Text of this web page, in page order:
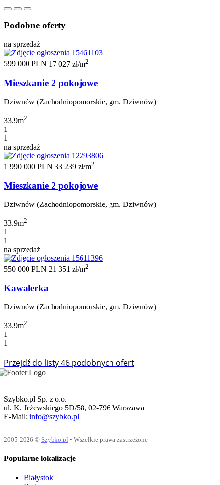
Podobne oferty
na sprzedaż
599 000 PLN 17 027 zł/m2
Mieszkanie 2 pokojowe
Dziwnów (Zachodniopomorskie, gm. Dziwnów)
33.9m2
1
1
na sprzedaż
1 990 000 PLN 33 239 zł/m2
Mieszkanie 2 pokojowe
Dziwnów (Zachodniopomorskie, gm. Dziwnów)
33.9m2
1
1
na sprzedaż
550 000 PLN 21 351 zł/m2
Kawalerka
Dziwnów (Zachodniopomorskie, gm. Dziwnów)
33.9m2
1
1
Przejdź do listy 46 podobnych ofert
Szybko.pl Sp. z o.o.
ul. K. Jeżewskiego 5D/58, 02-796 Warszawa
E-Mail: info@szybko.pl
2005-2026 © Szybko.pl • Wszelkie prawa zastrzeżone
Popularne lokalizacje
Białystok